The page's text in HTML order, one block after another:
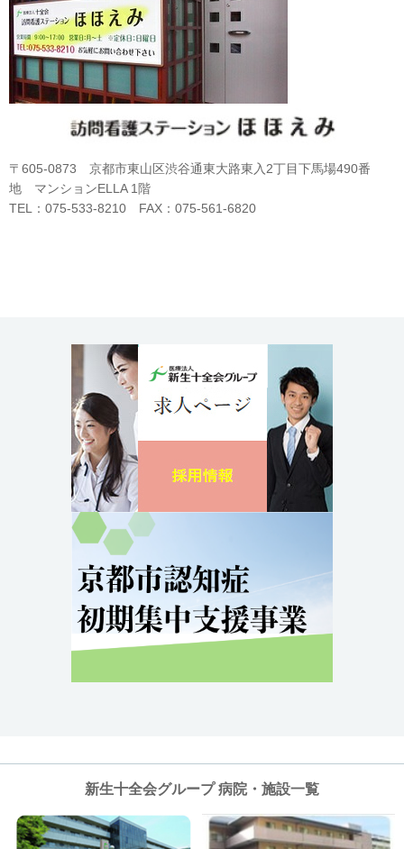
〒605-0873 京都市東山区渋谷通東大路東入2丁目下馬場490番
地 マンションELLA 1階
TEL：075-533-8210 FAX：075-561-6820
新生十全会グループ 病院・施設一覧